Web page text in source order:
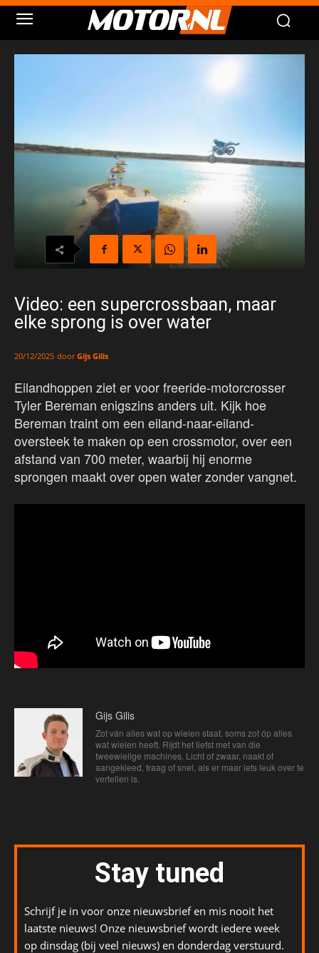
Video: een supercrossbaan, maar
elke sprong is over water
20/12/2025 door Gijs Gilis
Eilandhoppen ziet er voor freeride-motorcrosser
Tyler Bereman enigszins anders uit. Kijk hoe
Bereman traint om een eiland-naar-eiland-
oversteek te maken op een crossmotor, over een
afstand van 700 meter, waarbij hij enorme
sprongen maakt over open water zonder vangnet.
Gijs Gilis
Zot ván alles wat op wielen staat, soms zot óp alles
wat wielen heeft. Rijdt het liefst met van die
tweewielige machines. Licht of zwaar, naakt of
aangekleed, traag of snel, als er maar iets leuk over te
vertellen is.
Stay tuned
Schrijf je in voor onze nieuwsbrief en mis nooit het
laatste nieuws! Onze nieuwsbrief wordt iedere week
op dinsdag (bij veel nieuws) en donderdag verstuurd.